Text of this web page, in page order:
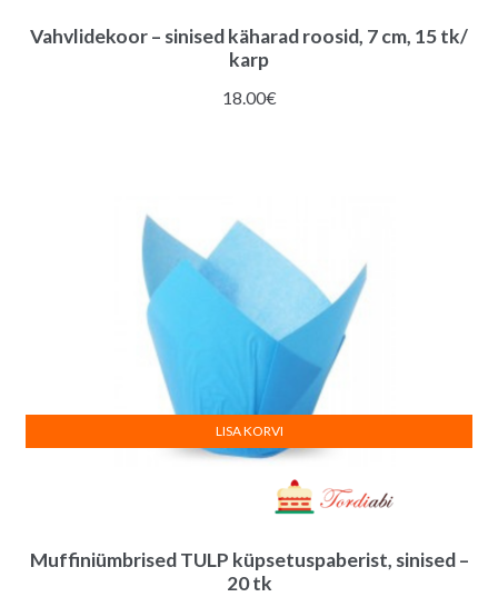
Vahvlidekoor – sinised käharad roosid, 7 cm, 15 tk/
karp
18.00€
Muffiniümbrised TULP küpsetuspaberist, sinised –
20 tk
LISA KORVI